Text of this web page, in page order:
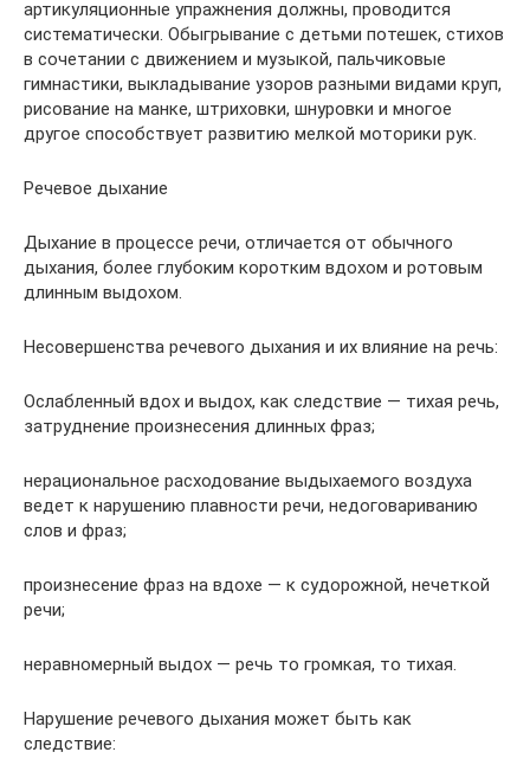
артикуляционные упражнения должны, проводится
систематически. Обыгрывание с детьми потешек, стихов
в сочетании с движением и музыкой, пальчиковые
гимнастики, выкладывание узоров разными видами круп,
рисование на манке, штриховки, шнуровки и многое
другое способствует развитию мелкой моторики рук.
Речевое дыхание
Дыхание в процессе речи, отличается от обычного
дыхания, более глубоким коротким вдохом и ротовым
длинным выдохом.
Несовершенства речевого дыхания и их влияние на речь:
Ослабленный вдох и выдох, как следствие — тихая речь,
затруднение произнесения длинных фраз;
нерациональное расходование выдыхаемого воздуха
ведет к нарушению плавности речи, недоговариванию
слов и фраз;
произнесение фраз на вдохе — к судорожной, нечеткой
речи;
неравномерный выдох — речь то громкая, то тихая.
Нарушение речевого дыхания может быть как
следствие: